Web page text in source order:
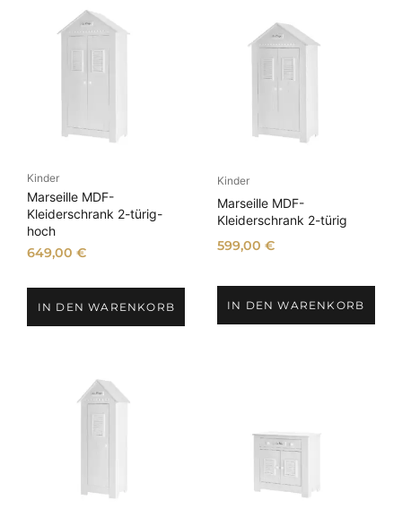
Kinder
Marseille MDF-
Kleiderschrank 2-türig-
hoch
649,00€
IN DEN WARENKORB
Kinder
Marseille MDF-
Kleiderschrank 2-türig
599,00 €
IN DEN WARENKORB